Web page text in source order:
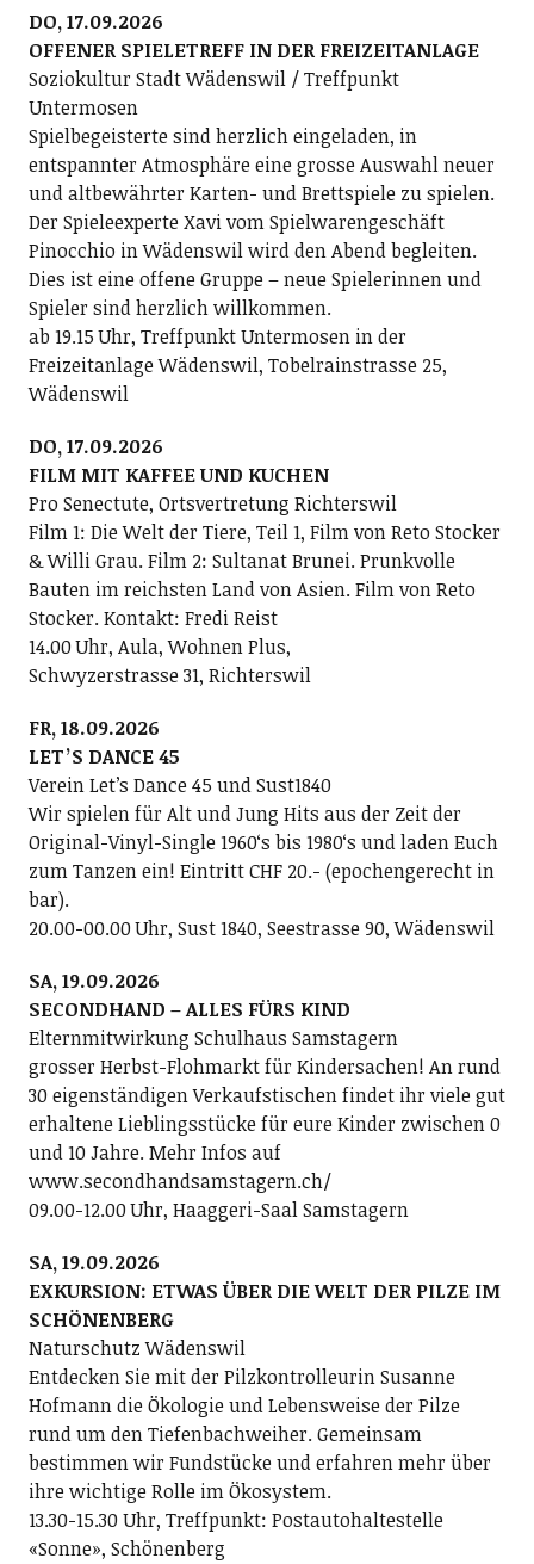
DO, 17.09.2026
OFFENER SPIELETREFF IN DER FREIZEITANLAGE
Soziokultur Stadt Wädenswil / Treffpunkt
Untermosen
Spielbegeisterte sind herzlich eingeladen, in
entspannter Atmosphäre eine grosse Auswahl neuer
und altbewährter Karten- und Brettspiele zu spielen.
Der Spieleexperte Xavi vom Spielwarengeschäft
Pinocchio in Wädenswil wird den Abend begleiten.
Dies ist eine offene Gruppe – neue Spielerinnen und
Spieler sind herzlich willkommen.
ab 19.15 Uhr, Treffpunkt Untermosen in der
Freizeitanlage Wädenswil, Tobelrainstrasse 25,
Wädenswil
DO, 17.09.2026
FILM MIT KAFFEE UND KUCHEN
Pro Senectute, Ortsvertretung Richterswil
Film 1: Die Welt der Tiere, Teil 1, Film von Reto Stocker
& Willi Grau. Film 2: Sultanat Brunei. Prunkvolle
Bauten im reichsten Land von Asien. Film von Reto
Stocker. Kontakt: Fredi Reist
14.00 Uhr, Aula, Wohnen Plus,
Schwyzerstrasse 31, Richterswil
FR, 18.09.2026
LETʼS DANCE 45
Verein Letʼs Dance 45 und Sust1840
Wir spielen für Alt und Jung Hits aus der Zeit der
Original-Vinyl-Single 1960ʻs bis 1980ʻs und laden Euch
zum Tanzen ein! Eintritt CHF 20.- (epochengerecht in
bar).
20.00-00.00 Uhr, Sust 1840, Seestrasse 90, Wädenswil
SA, 19.09.2026
SECONDHAND – ALLES FÜRS KIND
Elternmitwirkung Schulhaus Samstagern
grosser Herbst-Flohmarkt für Kindersachen! An rund
30 eigenständigen Verkaufstischen findet ihr viele gut
erhaltene Lieblingsstücke für eure Kinder zwischen 0
und 10 Jahre. Mehr Infos auf
www.secondhandsamstagern.ch/
09.00-12.00 Uhr, Haaggeri-Saal Samstagern
SA, 19.09.2026
EXKURSION: ETWAS ÜBER DIE WELT DER PILZE IM
SCHÖNENBERG
Naturschutz Wädenswil
Entdecken Sie mit der Pilzkontrolleurin Susanne
Hofmann die Ökologie und Lebensweise der Pilze
rund um den Tiefenbachweiher. Gemeinsam
bestimmen wir Fundstücke und erfahren mehr über
ihre wichtige Rolle im Ökosystem.
13.30-15.30 Uhr, Treffpunkt: Postautohaltestelle
«Sonne», Schönenberg